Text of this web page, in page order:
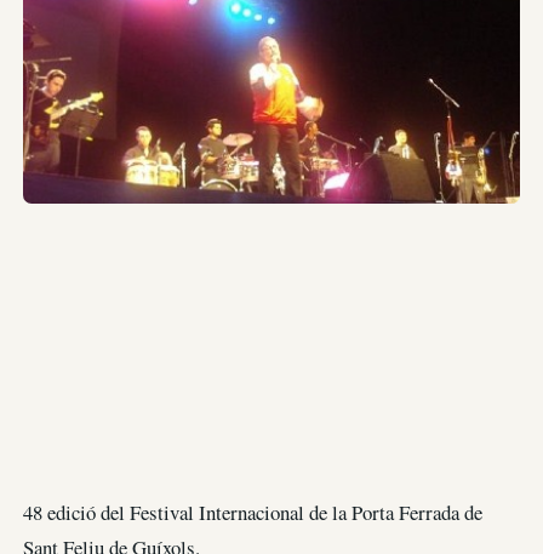
48 edició del Festival Internacional de la Porta Ferrada de
Sant Feliu de Guíxols.